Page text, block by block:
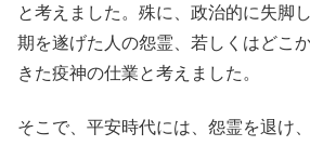
と考えました。殊に、政治的に失脚
期を遂げた人の怨霊、若しくはどこ
きた疫神の仕業と考えました。
そこで、平安時代には、怨霊を退け